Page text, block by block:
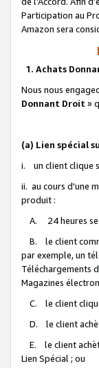
Participation au
Amazon sera
1. Achats
Nous nous
Donnant Droit »
(a) Lien spécial
i. un client clique
ii. au cours d'une
produit :
A. 24 heures se
B. le client
par exemple, un
Téléchargements
Magazines
C. le client
D. le client
E. le client
Lien Spécial ; ou